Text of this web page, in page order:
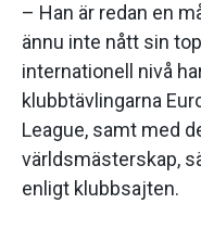
– Han är redan en
ännu inte nått sin
internationell nivå
klubbtävlingarna
League, samt med
världsmästerskap,
enligt klubbsajten.